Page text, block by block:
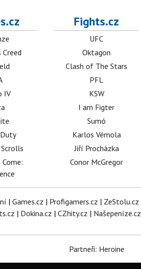
Creed
IV
Fights.cz
UFC
Oktagon
Clash of The Stars
PFL
KSW
I am Figter
Sumó
Karlos Vémola
Jiří Procházka
Conor McGregor
| Games.cz | Profigamers.cz | ZeStolu.cz
| Dokina.cz | CZhity.cz | Našepeníze.cz
Partneři: Heroine